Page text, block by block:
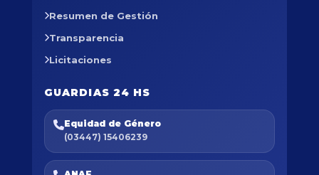
Resumen de Gestión
Transparencia
Licitaciones
GUARDIAS 24 HS
Equidad de Género
(03447) 15406239